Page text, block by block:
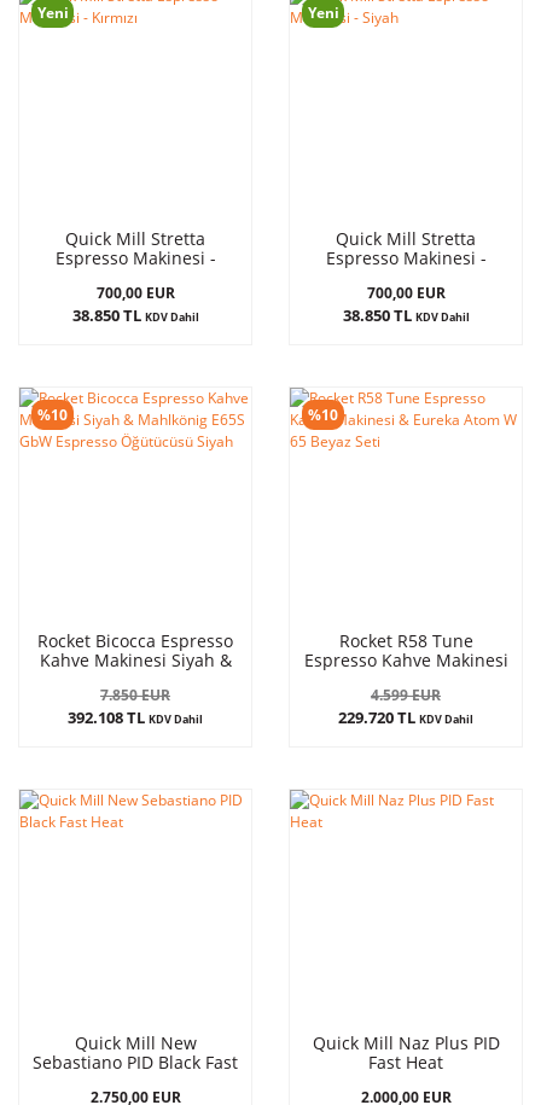
Yeni
Quick Mill Stretta
Espresso Makinesi -
700,00 EUR
38.850 TL KDV Dahil
Yeni
Quick Mill Stretta
Espresso Makinesi -
700,00 EUR
38.850 TL KDV Dahil
%10
Rocket Bicocca Espresso
Kahve Makinesi Siyah &
Espresso Öğütücüsü
Siyah
7.850 EUR
392.108 TL KDV Dahil
%10
Rocket R58 Tune
Espresso Kahve Makinesi
Beyaz Seti
4.599 EUR
229.720 TL KDV Dahil
Quick Mill New
Sebastiano PID Black Fast
2.750,00 EUR
Quick Mill Naz Plus PID
Fast Heat
2.000,00 EUR